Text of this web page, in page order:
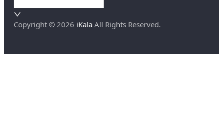
Copyright © 2026 iKala All Rights Reserved.